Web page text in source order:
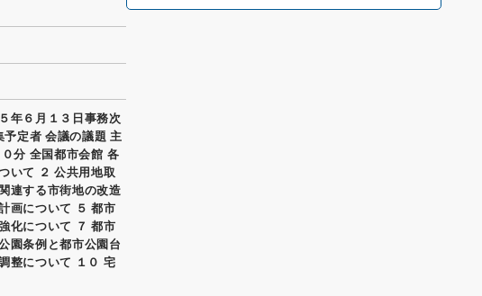
年６月１３日事務次
定者 会議の議題 主
分 全国都市会館 各
いて ２ 公共用地取
連する市街地の改造
画について ５ 都市
化について ７ 都市
園条例と都市公園台
整について １０ 宅